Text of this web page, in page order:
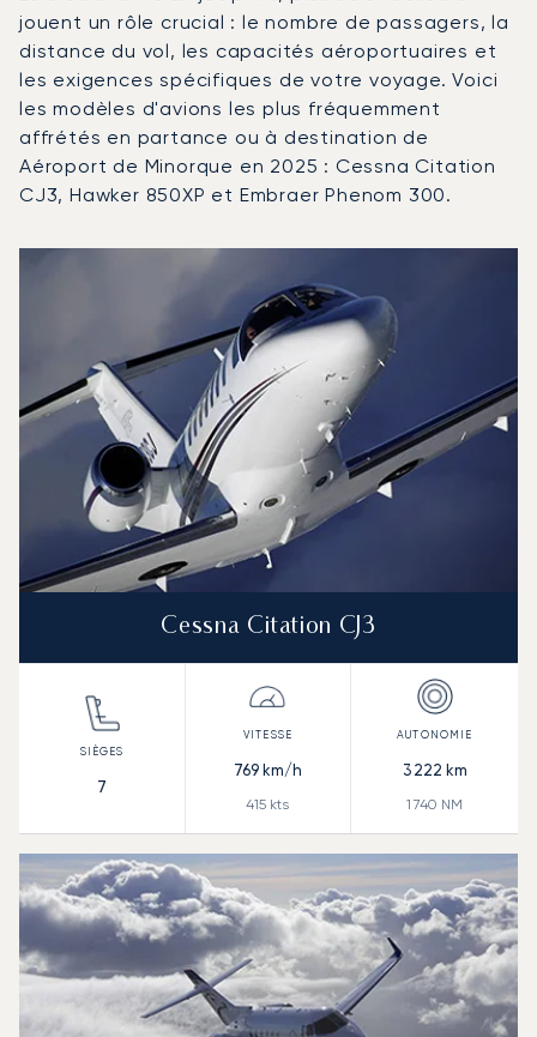
jouent un rôle crucial : le nombre de passagers, la
distance du vol, les capacités aéroportuaires et
les exigences spécifiques de votre voyage. Voici
les modèles d'avions les plus fréquemment
affrétés en partance ou à destination de
Aéroport de Minorque en 2025 : Cessna Citation
CJ3, Hawker 850XP et Embraer Phenom 300.
Modèle d'aéronef
Vitesse (nœuds)
Cessna Citation CJ3
7
769km/h
415 kts
3 222 km
1 740 NM